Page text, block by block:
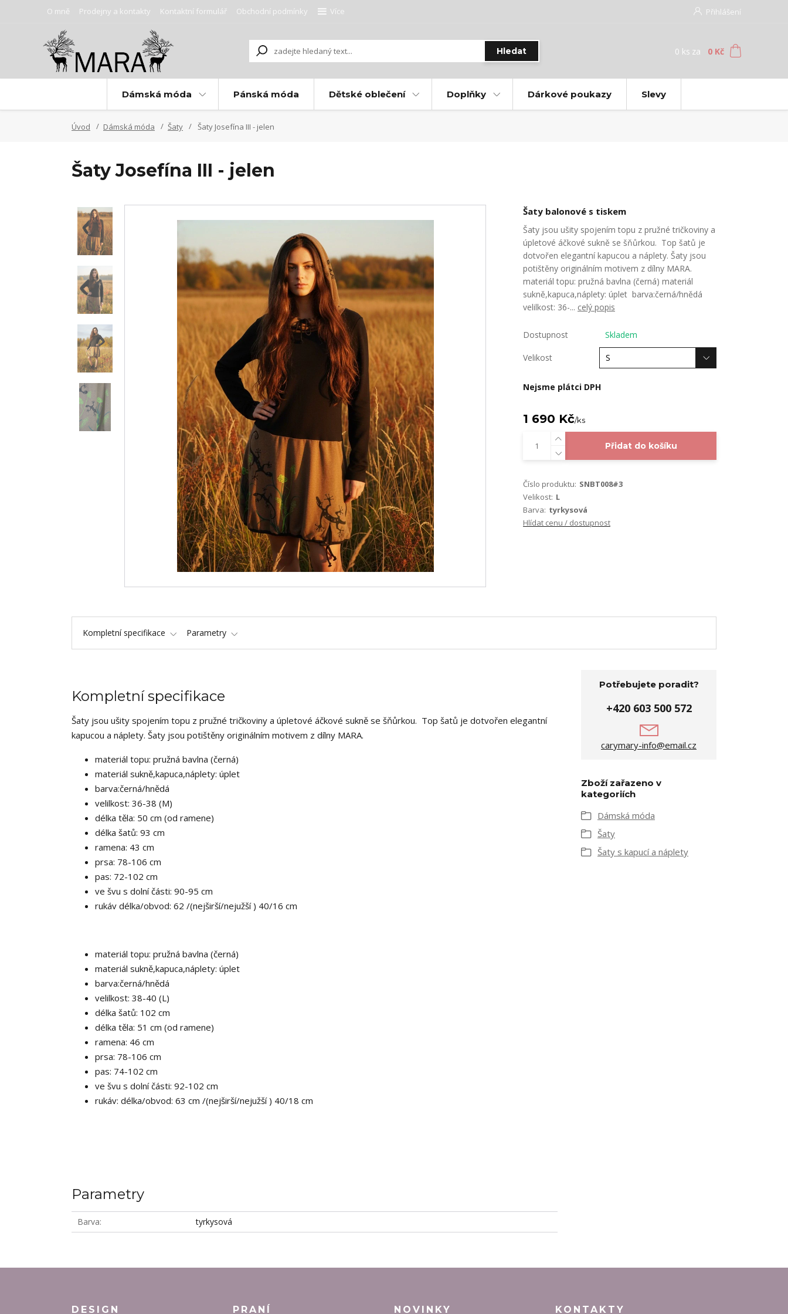
O mně Prodejny a kontakty Kontaktní formulář Obchodní podmínky Více Přihlášení
Hledat 0 ks za 0 Kč
Dámská móda Pánská móda Dětské oblečení Doplňky Dárkové poukazy Slevy
Úvod Dámská móda Šaty Šaty Josefína III - jelen
Šaty Josefína III - jelen
Šaty balonové s tiskem
Šaty jsou ušity spojením topu z pružné tričkoviny a
úpletové áčkové sukně se šňůrkou. Top šatů je
dotvořen elegantní kapucou a náplety. Šaty jsou
potištěny originálním motivem z dílny MARA.
materiál topu: pružná bavlna (černá) materiál
sukně,kapuca,náplety: úplet barva:černá/hnědá
velilkost: 36-... celý popis
Dostupnost Skladem
Velikost
Nejsme plátci DPH
1 690 Kč/ks
Přidat do košíku
Číslo produktu: SNBT008#3
Velikost: L
Barva: tyrkysová
Hlídat cenu / dostupnost
Kompletní specifikace Parametry
Kompletní specifikace
Šaty jsou ušity spojením topu z pružné tričkoviny a úpletové áčkové sukně se šňůrkou. Top šatů je dotvořen elegantní
kapucou a náplety. Šaty jsou potištěny originálním motivem z dílny MARA.
materiál topu: pružná bavlna (černá)
materiál sukně,kapuca,náplety: úplet
barva:černá/hnědá
velilkost: 36-38 (M)
délka těla: 50 cm (od ramene)
délka šatů: 93 cm
ramena: 43 cm
prsa: 78-106 cm
pas: 72-102 cm
ve švu s dolní části: 90-95 cm
rukáv délka/obvod: 62 /(nejširší/nejužší ) 40/16 cm
materiál topu: pružná bavlna (černá)
materiál sukně,kapuca,náplety: úplet
barva:černá/hnědá
velilkost: 38-40 (L)
délka šatů: 102 cm
délka těla: 51 cm (od ramene)
ramena: 46 cm
prsa: 78-106 cm
pas: 74-102 cm
ve švu s dolní části: 92-102 cm
rukáv: délka/obvod: 63 cm /(nejširší/nejužší ) 40/18 cm
Parametry
Barva tyrkysová
Potřebujete poradit?
+420 603 500 572
carymary-info@email.cz
Zboží zařazeno v
kategoriích
Dámská móda
Šaty
Šaty s kapucí a náplety
DESIGN PRANÍ NOVINKY KONTAKTY